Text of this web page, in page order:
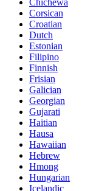
Chichewa
Corsican
Croatian
Dutch
Estonian
Filipino
Finnish
Frisian
Galician
Georgian
Gujarati
Haitian
Hausa
Hawaiian
Hebrew
Hmong
Hungarian
Icelandic